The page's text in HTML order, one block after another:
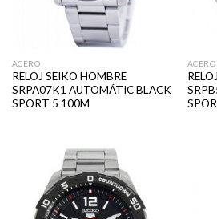
ACERO
RELOJ SEIKO HOMBRE
SRPA07K1 AUTOMÁTIC BLACK
SPORT 5 100M
ACERO